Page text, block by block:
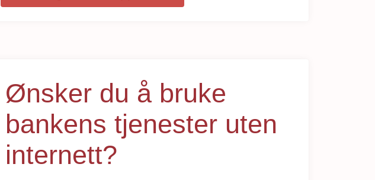
Ønsker du å bruke
bankens tjenester uten
internett?